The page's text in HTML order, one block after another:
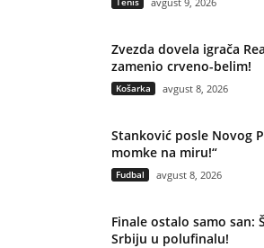
Zvezda dovela igrača
zamenio crveno-belim!
Košarka avgust 8, 2026
Stanković posle Novog
momke na miru!“
Fudbal avgust 8, 2026
Finale ostalo samo san:
Srbiju u polufinalu!